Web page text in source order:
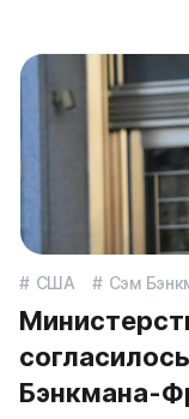
США Сэм
Бэнкмана-